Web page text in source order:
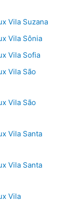
Vila Suzana
Vila Sônia
Vila Sofia
Vila São
Vila São
Vila Santa
Vila Santa
Vila